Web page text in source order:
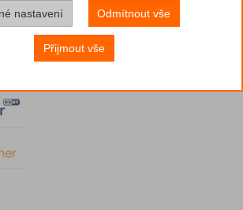
nastavení Odmítnout vše
Přijmout vše